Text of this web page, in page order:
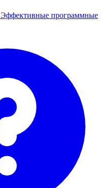
Эффективные программные